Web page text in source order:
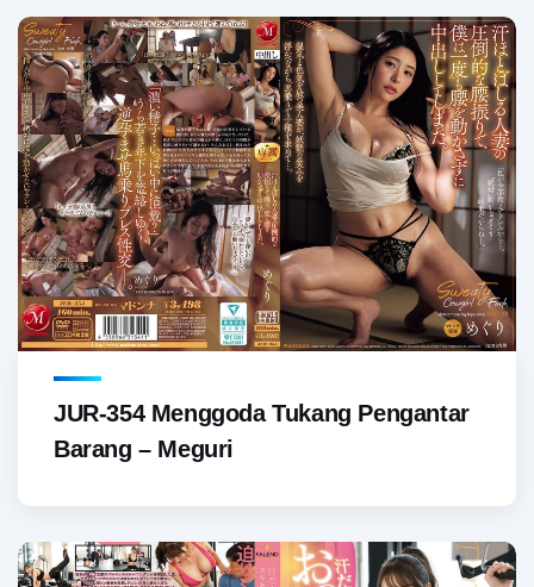
JUR-354 Menggoda Tukang Pengantar
Barang – Meguri